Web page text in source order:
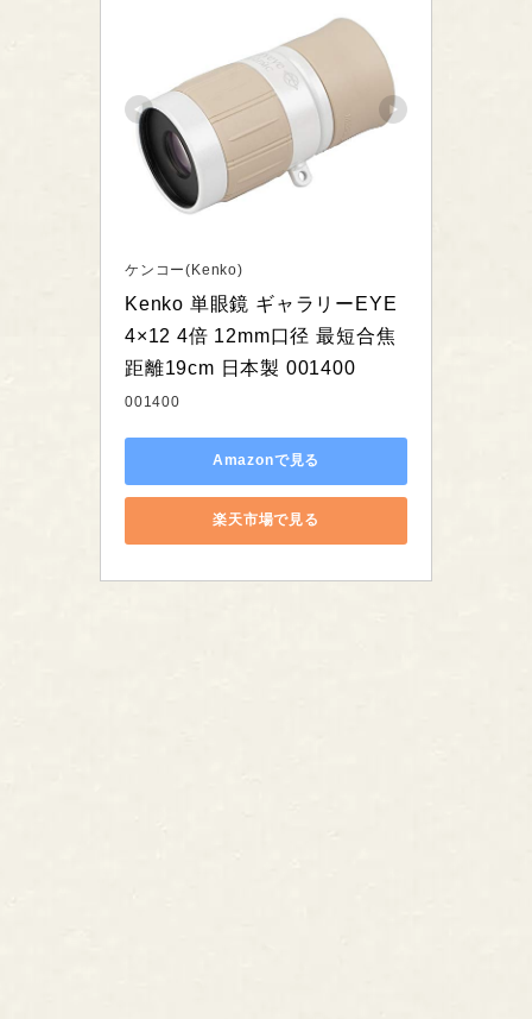
ケンコー(Kenko)
Kenko 単眼鏡 ギャラリーEYE
4×12 4倍 12mm口径 最短合焦
距離19cm 日本製 001400
001400
Amazonで見る
楽天市場で見る